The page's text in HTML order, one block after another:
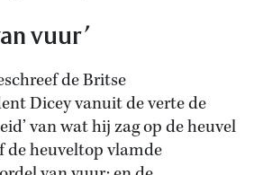
vuur’
de Britse
Dicey vanuit de verte de
van wat hij zag op de heuvel
de heuveltop vlamde